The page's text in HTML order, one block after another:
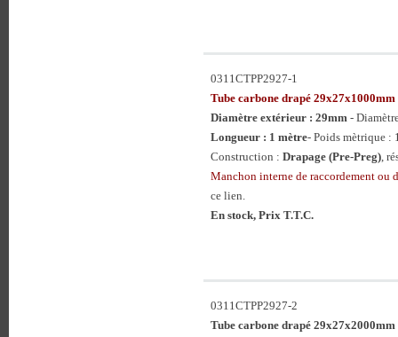
0311CTPP2927-1
Tube carbone drapé 29x27x1000mm
Diamètre extérieur : 29mm -
Longueur : 1 mètre- Poids mètrique :
Construction : Drapage (Pre-Preg),
Manchon interne de raccordement ou
ce lien.
En stock, Prix T.T.C.
0311CTPP2927-2
Tube carbone drapé 29x27x2000mm